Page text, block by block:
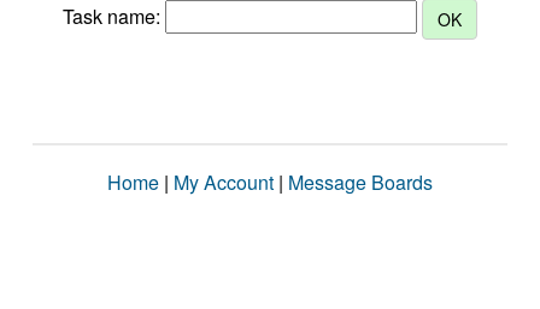
Task name:
Home | My Account | Message Boards